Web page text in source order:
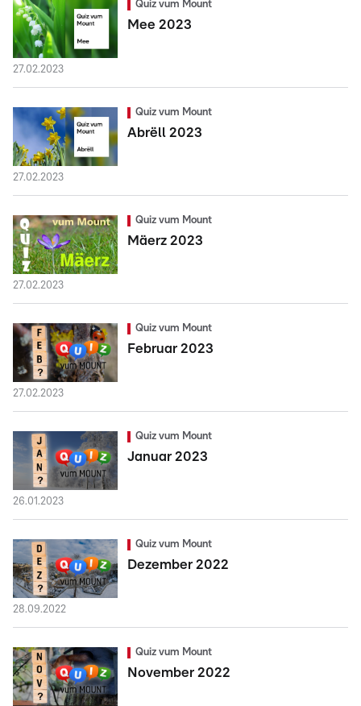
Quiz vum Mount
Mee 2023
27.02.2023
Quiz vum Mount
Abrëll 2023
27.02.2023
Quiz vum Mount
Mäerz 2023
27.02.2023
Quiz vum Mount
Februar 2023
27.02.2023
Quiz vum Mount
Januar 2023
26.01.2023
Quiz vum Mount
Dezember 2022
28.09.2022
Quiz vum Mount
November 2022